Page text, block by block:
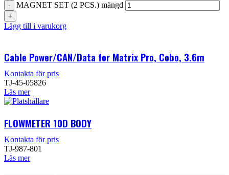
MAGNET SET (2 PCS.) mängd
Lägg till i varukorg
Cable Power/CAN/Data for Matrix Pro, Cobo, 3.6m
Kontakta för pris
TJ-45-05826
Läs mer
FLOWMETER 10D BODY
Kontakta för pris
TJ-987-801
Läs mer